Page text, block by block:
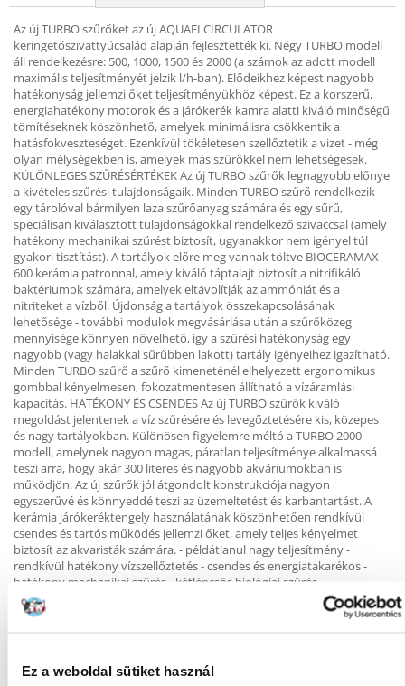
Ez a weboldal sütiket használ
Az új TURBO szűrőket az új AQUAELCIRCULATOR
keringetőszivattyúcsalád alapján fejlesztették ki. Négy TURBO modell
áll rendelkezésre: 500, 1000, 1500 és 2000 (a számok az adott modell
maximális teljesítményét jelzik l/h-ban). Elődeikhez képest nagyobb
hatékonyság jellemzi őket teljesítményükhöz képest. Ez a korszerű,
energiahatékony motorok és a járókerék kamra alatti kiváló minőségű
tömítéseknek köszönhető, amelyek minimálisra csökkentik a
hatásfokveszteséget. Ezenkívül tökéletesen szellőztetik a vizet - még
olyan mélységekben is, amelyek más szűrőkkel nem lehetségesek.
KÜLÖNLEGES SZŰRÉSÉRTÉKEK Az új TURBO szűrők legnagyobb előnye
a kivételes szűrési tulajdonságaik. Minden TURBO szűrő rendelkezik
egy tárolóval bármilyen laza szűrőanyag számára és egy sűrű,
speciálisan kiválasztott tulajdonságokkal rendelkező szivaccsal (amely
hatékony mechanikai szűrést biztosít, ugyanakkor nem igényel túl
gyakori tisztítást). A tartályok előre meg vannak töltve BIOCERAMAX
600 kerámia patronnal, amely kiváló táptalajt biztosít a nitrifikáló
baktériumok számára, amelyek eltávolítják az ammóniát és a
nitriteket a vízből. Újdonság a tartályok összekapcsolásának
lehetősége - további modulok megvásárlása után a szűrőközeg
mennyisége könnyen növelhető, így a szűrési hatékonyság egy
nagyobb (vagy halakkal sűrűbben lakott) tartály igényeihez igazítható.
Minden TURBO szűrő a szűrő kimeneténél elhelyezett ergonomikus
gombbal kényelmesen, fokozatmentesen állítható a vízáramlási
kapacitás. HATÉKONY ÉS CSENDES Az új TURBO szűrők kiváló
megoldást jelentenek a víz szűrésére és levegőztetésére kis, közepes
és nagy tartályokban. Különösen figyelemre méltó a TURBO 2000
modell, amelynek nagyon magas, páratlan teljesítménye alkalmassá
teszi arra, hogy akár 300 literes és nagyobb akváriumokban is
működjön. Az új szűrők jól átgondolt konstrukciója nagyon
egyszerűvé és könnyeddé teszi az üzemeltetést és karbantartást. A
kerámia járókeréktengely használatának köszönhetően rendkívül
csendes és tartós működés jellemzi őket, amely teljes kényelmet
biztosít az akvaristák számára. - példátlanul nagy teljesítmény -
rendkívül hatékony vízszellőztetés - csendes és energiatakarékos -
hatékony mechanikai szűrés - kétlépcsős biológiai szűrés -
zökkenőmentes és kényelmes teljesítménybeállítás - nagyméretű
medencékhez is tökéletes.